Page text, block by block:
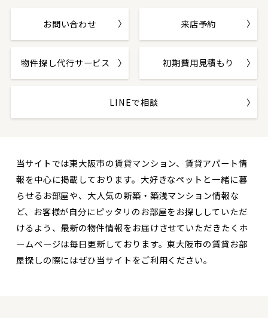
お問い合わせ 来店予約
物件探し代行サービス 初期費用見積もり
LINEで相談
当サイトでは東大阪市の賃貸マンション、賃貸アパート情
報を中心に掲載しております。大好きなペットと一緒に暮
らせるお部屋や、大人気の新築・築浅マンション情報な
ど、お客様が自分にピッタリのお部屋をお探ししていただ
けるよう、最新の物件情報をお届けさせていただきたくホ
ームページは毎日更新しております。東大阪市の賃貸お部
屋探しの際にはぜひ当サイトをご利用ください。